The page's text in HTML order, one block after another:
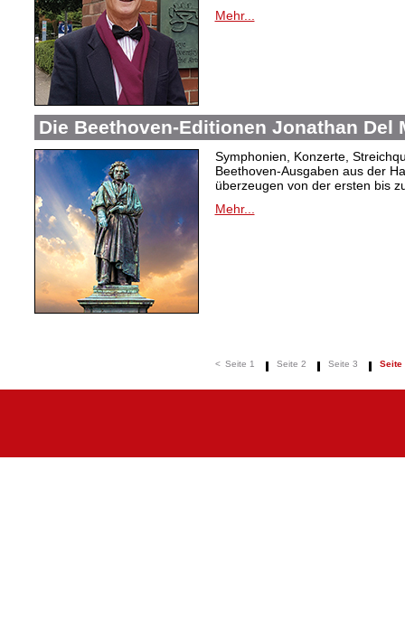
Mehr...
Die Beethoven-Editionen Jonathan Del
Symphonien, Konzerte,
Beethoven-Ausgaben aus der
überzeugen von der ersten bis
Mehr...
< Seite 1 Seite 2 Seite 3 Seite